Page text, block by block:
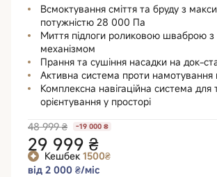
Всмоктування сміття та бруду з
потужністю 28 000 Па
Миття підлоги роликовою шваброю з
механізмом
Прання та сушіння насадки на док-
Активна система проти намотування
Комплексна навігаційна система для
орієнтування у просторі
48 999 ₴
-19 000 ₴
29 999 ₴
Кешбек 1500₴
від 2 000 ₴/міс